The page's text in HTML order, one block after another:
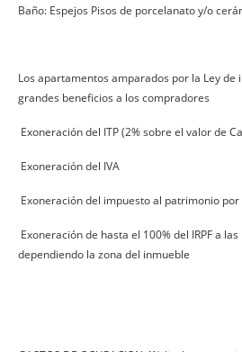
Baño: Espejos Pisos de porcelanato y/o
Los apartamentos amparados por la Ley de
grandes beneficios a los compradores
Exoneración del ITP (2% sobre el valor de
Exoneración del IVA
Exoneración del impuesto al patrimonio por
Exoneración de hasta el 100% del IRPF a
dependiendo la zona del inmueble